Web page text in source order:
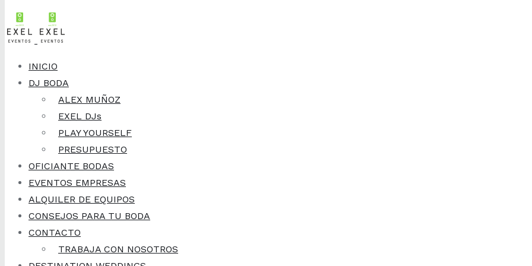
Skip to content
INICIO
DJ BODA
ALEX MUÑOZ
EXEL DJs
PLAY YOURSELF
PRESUPUESTO
OFICIANTE BODAS
EVENTOS EMPRESAS
ALQUILER DE EQUIPOS
CONSEJOS PARA TU BODA
CONTACTO
TRABAJA CON NOSOTROS